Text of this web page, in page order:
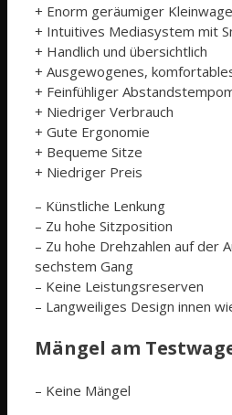
+ Enorm geräumiger
+ Intuitives Mediasystem mit
+ Handlich und übersichtlich
+ Ausgewogenes,
+ Feinfühliger
+ Niedriger Verbrauch
+ Gute Ergonomie
+ Bequeme Sitze
+ Niedriger Preis
– Künstliche Lenkung
– Zu hohe Sitzposition
– Zu hohe Drehzahlen auf der
sechstem Gang
– Keine Leistungsreserven
– Langweiliges Design innen
Mängel am
– Keine Mängel